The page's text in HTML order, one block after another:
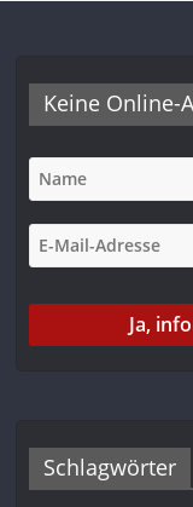
Keine Online-
Schlagwörter